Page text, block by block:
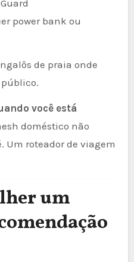
power bank ou
de praia onde
público.
você está
doméstico não
Um roteador de viagem
um